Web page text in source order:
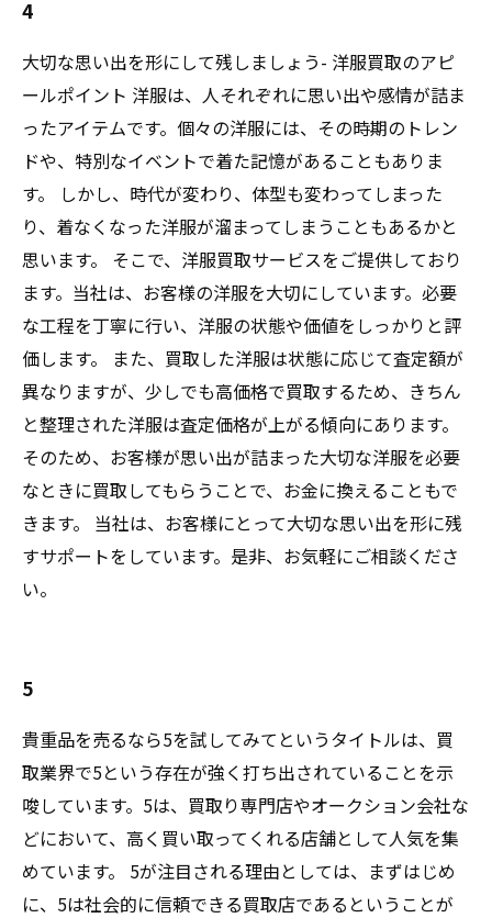
4
大切な思い出を形にして残しましょう- 洋服買取のアピ
ールポイント 洋服は、人それぞれに思い出や感情が詰ま
ったアイテムです。個々の洋服には、その時期のトレン
ドや、特別なイベントで着た記憶があることもありま
す。 しかし、時代が変わり、体型も変わってしまった
り、着なくなった洋服が溜まってしまうこともあるかと
思います。 そこで、洋服買取サービスをご提供しており
ます。当社は、お客様の洋服を大切にしています。必要
な工程を丁寧に行い、洋服の状態や価値をしっかりと評
価します。 また、買取した洋服は状態に応じて査定額が
異なりますが、少しでも高価格で買取するため、きちん
と整理された洋服は査定価格が上がる傾向にあります。
そのため、お客様が思い出が詰まった大切な洋服を必要
なときに買取してもらうことで、お金に換えることもで
きます。 当社は、お客様にとって大切な思い出を形に残
すサポートをしています。是非、お気軽にご相談くださ
い。
5
貴重品を売るなら5を試してみてというタイトルは、買
取業界で5という存在が強く打ち出されていることを示
唆しています。5は、買取り専門店やオークション会社な
どにおいて、高く買い取ってくれる店舗として人気を集
めています。 5が注目される理由としては、まずはじめ
に、5は社会的に信頼できる買取店であるということが